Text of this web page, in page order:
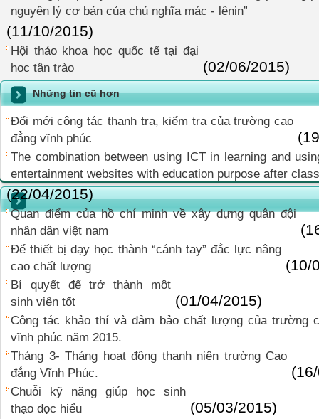
nguyên lý cơ bản của chủ nghĩa mác - lênin”
(11/10/2015)
Hội thảo khoa học quốc tế tại đại
học tân trào
(02/06/2015)
Những tin cũ hơn
Đổi mới công tác thanh tra, kiểm tra của trường cao
đẳng vĩnh phúc
The combination between using ICT in learning and
entertainment websites with education purpose after class
(22/04/2015)
Quan điểm của hồ chí minh về xây dựng quân đội
nhân dân việt nam
Để thiết bị dạy học thành “cánh tay” đắc lực nâng
cao chất lượng
(10/
Bí quyết để trở thành một
sinh viên tốt
(01/04/2015)
Công tác khảo thí và đảm bảo chất lượng của trường
vĩnh phúc năm 2015.
Tháng 3- Tháng hoạt động thanh niên trường Cao
đẳng Vĩnh Phúc.
Chuỗi kỹ năng giúp học sinh
thạo đọc hiểu
(05/03/2015)